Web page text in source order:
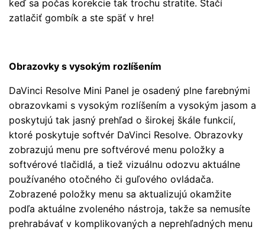
keď sa počas korekcie tak trochu stratíte. Stačí
zatlačiť gombík a ste späť v hre!
Obrazovky s vysokým rozlíšením
DaVinci Resolve Mini Panel je osadený plne farebnými
obrazovkami s vysokým rozlíšením a vysokým jasom a
poskytujú tak jasný prehľad o širokej škále funkcií,
ktoré poskytuje softvér DaVinci Resolve. Obrazovky
zobrazujú menu pre softvérové menu položky a
softvérové tlačidlá, a tiež vizuálnu odozvu aktuálne
používaného otočného či guľového ovládača.
Zobrazené položky menu sa aktualizujú okamžite
podľa aktuálne zvoleného nástroja, takže sa nemusíte
prehrabávať v komplikovaných a neprehľadných menu